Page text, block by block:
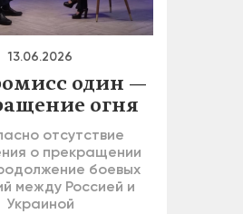
13.06.2026
один —
огня
отсутствие
о прекращении
боевых
между Россией и
Украиной